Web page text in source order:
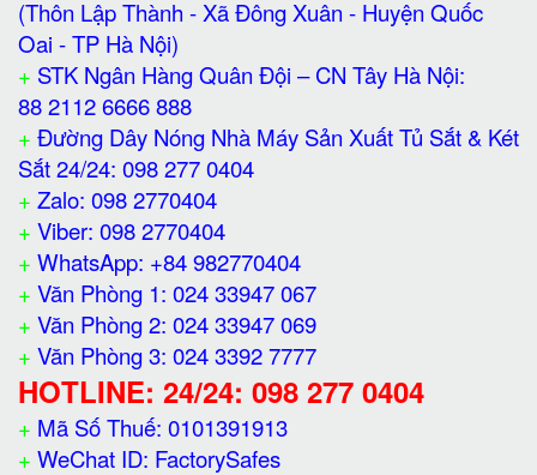
(Thôn Lập Thành - Xã Đông Xuân - Huyện Quốc
Oai - TP Hà Nội)
+ STK Ngân Hàng Quân Đội – CN Tây Hà Nội:
88 2112 6666 888
+ Đường Dây Nóng Nhà Máy Sản Xuất Tủ Sắt & Két
Sắt 24/24: 098 277 0404
+ Zalo: 098 2770404
+ Viber: 098 2770404
+ WhatsApp: +84 982770404
+ Văn Phòng 1: 024 33947 067
+ Văn Phòng 2: 024 33947 069
+ Văn Phòng 3: 024 3392 7777
HOTLINE: 24/24: 098 277 0404
+ Mã Số Thuế: 0101391913
+ WeChat ID: FactorySafes